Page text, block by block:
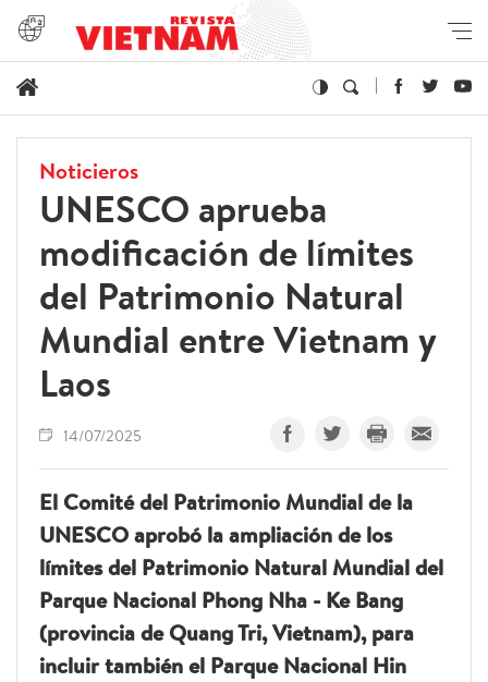
Noticieros
UNESCO aprueba
modificación de límites
del Patrimonio Natural
Mundial entre Vietnam y
Laos
14/07/2025
El Comité del Patrimonio Mundial de la
UNESCO aprobó la ampliación de los
límites del Patrimonio Natural Mundial del
Parque Nacional Phong Nha - Ke Bang
(provincia de Quang Tri, Vietnam), para
incluir también el Parque Nacional Hin